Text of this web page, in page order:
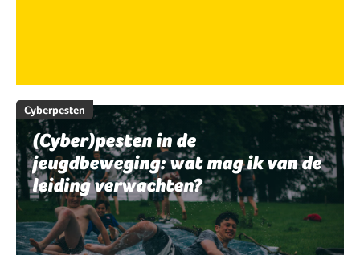
Cyberpesten
(Cyber)pesten in de
jeugdbeweging: wat mag ik van de
leiding verwachten?